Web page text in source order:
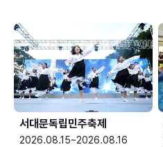
서대문독립민주축제
2026.08.15~2026.08.16